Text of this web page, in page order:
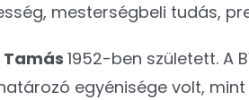
mesterségbeli tudás,
Tamás1952-ben született. A
egyénisége volt,